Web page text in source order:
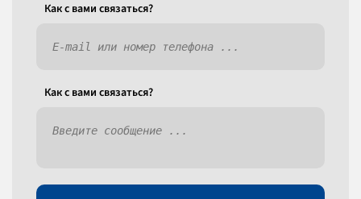
Как c вами связаться?
Как c вами связаться?